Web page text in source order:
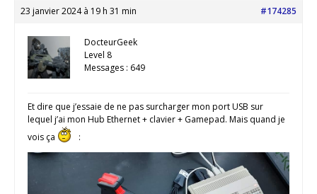
23 janvier 2024 à 19 h 31 min #174285
DocteurGeek
Level 8
Messages : 649
Et dire que j’essaie de ne pas surcharger mon port USB sur
lequel j’ai mon Hub Ethernet + clavier + Gamepad. Mais quand je
vois ça
: